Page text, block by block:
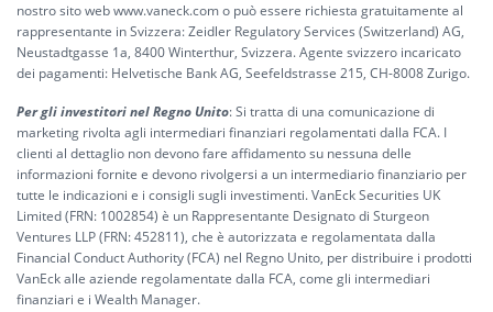
nostro sito web www.vaneck.com o può essere richiesta gratuitamente al
rappresentante in Svizzera: Zeidler Regulatory Services (Switzerland) AG,
Neustadtgasse 1a, 8400 Winterthur, Svizzera. Agente svizzero incaricato
dei pagamenti: Helvetische Bank AG, Seefeldstrasse 215, CH-8008 Zurigo.
Per gli investitori nel Regno Unito: Si tratta di una comunicazione di
marketing rivolta agli intermediari finanziari regolamentati dalla FCA. I
clienti al dettaglio non devono fare affidamento su nessuna delle
informazioni fornite e devono rivolgersi a un intermediario finanziario per
tutte le indicazioni e i consigli sugli investimenti. VanEck Securities UK
Limited (FRN: 1002854) è un Rappresentante Designato di Sturgeon
Ventures LLP (FRN: 452811), che è autorizzata e regolamentata dalla
Financial Conduct Authority (FCA) nel Regno Unito, per distribuire i prodotti
VanEck alle aziende regolamentate dalla FCA, come gli intermediari
finanziari e i Wealth Manager.